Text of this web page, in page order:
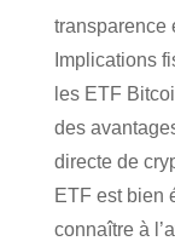
transparence
Implications
les ETF
des
directe de
ETF est bien
connaître à